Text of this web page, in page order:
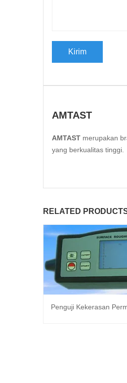
AMTAST
AMTAST merupakan
yang berkualitas tinggi.
RELATED
Baca
Penguji Kekerasan